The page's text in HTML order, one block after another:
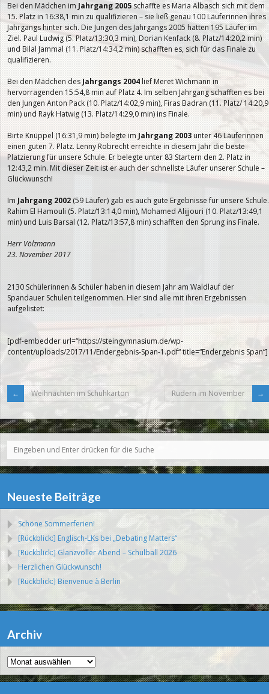
Bei den Mädchen im Jahrgang 2005schaffte es Maria Albasch sich mit dem
15. Platz in 16:38,1 min zu qualifizieren – sie ließ genau 100 Läuferinnen ihres
Jahrgangs hinter sich. Die Jungen des Jahrgangs 2005 hatten 195 Läufer im
Ziel. Paul Ludwig (5. Platz/13:30,3 min), Dorian Kenfack (8. Platz/14:20,2 min)
und Bilal Jammal (11. Platz/14:34,2 min) schafften es, sich für das Finale zu
qualifizieren.
Bei den Mädchen des Jahrgangs 2004lief Meret Wichmann in
hervorragenden 15:54,8 min auf Platz 4. Im selben Jahrgang schafften es bei
den Jungen Anton Pack (10. Platz/14:02,9 min), Firas Badran (11. Platz/ 14:20,9
min) und Rayk Hatwig (13. Platz/14:29,0 min) ins Finale.
Birte Knüppel (16:31,9 min) belegte im Jahrgang 2003unter 46 Läuferinnen
einen guten 7. Platz. Lenny Robrecht erreichte in diesem Jahr die beste
Platzierung für unsere Schule. Er belegte unter 83 Startern den 2. Platz in
12:43,2 min. Mit dieser Zeit ist er auch der schnellste Läufer unserer Schule –
Glückwunsch!
Im Jahrgang 2002 (59 Läufer) gab es auch gute Ergebnisse für unsere Schule.
Rahim El Hamouli (5. Platz/13:14,0 min), Mohamed Alijjouri (10. Platz/13:49,1
min) und Luis Barsal (12. Platz/13:57,8 min) schafften den Sprung ins Finale.
Herr Völzmann
23. November 2017
2130 Schülerinnen & Schüler haben in diesem Jahr am Waldlauf der
Spandauer Schulen teilgenommen. Hier sind alle mit ihren Ergebnissen
aufgelistet:
[pdf-embedder url=“https://steingymnasium.de/wp-
content/uploads/2017/11/Endergebnis-Span-1.pdf“ title=“Endergebnis Span“]
Weihnachten im Schuhkarton Rudern im November
Neueste Beiträge
Schöne Sommerferien!
[Rückblick:] Englisch-LKs bei „Debating Matters“
[Rückblick:] Glanzvoller Abend – Schulball 2026
Herzlichen Glückwunsch!
[Rückblick:] Bienvenue à Berlin
Archiv
Archiv